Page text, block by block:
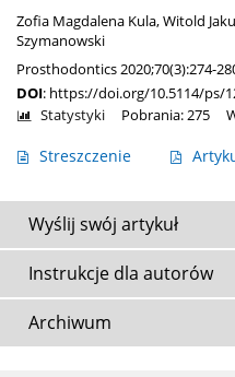
Zofia Magdalena Kula,Witold
Szymanowski
Prosthodontics 2020;70(3):274-
DOI: https://doi.org/10.5114/ps/
Streszczenie
Statystyki Pobrania: 275
Wyślij swój artykuł
Instrukcje dla autorów
Archiwum